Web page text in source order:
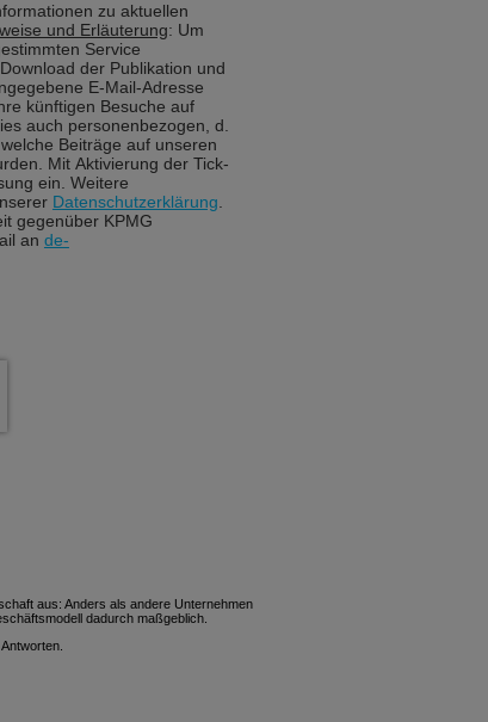
zu aktuellen
und Erläuterung: Um
Service
der Publikation und
E-Mail-Adresse
künftigen Besuche auf
auch personenbezogen, d.
Beiträge auf unseren
Mit Aktivierung der Tick-
ein. Weitere
Datenschutzerklärung
gegenüber KPMG
an de-
aus: Anders als andere Unternehmen
dadurch maßgeblich.